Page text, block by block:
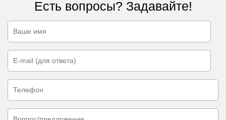
Есть вопросы? Задавайте!